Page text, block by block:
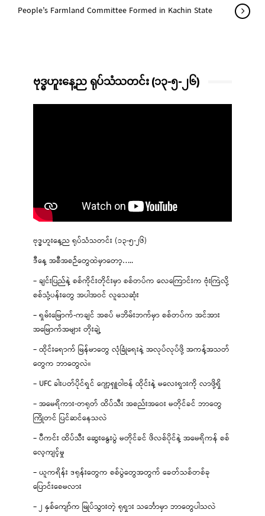
People’s Farmland Committee Formed in Kachin State
ဗုဒ္ဓဟူးနေ့ည ရုပ်သံသတင်း (၁၃-၅-၂၆)
ဗုဒ္ဓဟူးနေ့ည ရုပ်သံသတင်း (၁၃-၅-၂၆)
ဒီနေ့ အစီအစဉ်တွေထဲမှာတော့…..
– ချင်းပြည်နဲ့ စစ်ကိုင်းတိုင်းမှာ စစ်တပ်က လေကြောင်းက ဗုံးကြဲလို့
စစ်သုံ့ပန်းတွေ အပါအဝင် လူသေဆုံး
– ရှမ်းမြောက်-ကချင် အစပ် မဘိမ်းဘက်မှာ စစ်တပ်က အင်အား
အမြောက်အများ တိုးချဲ့
– ထိုင်းရောက် မြန်မာတွေ လုံခြုံရေးနဲ့ အလုပ်လုပ်ဖို့ အကန့်အသတ်
တွေက ဘာတွေလဲ။
– UFC ခါးပတ်ပိုင်ရှင် ဂျော့ရှူဝါဗန် ထိုင်းနဲ့ မလေးရှားကို လာဖို့ရှိ
– အမေရိကား-တရုတ် ထိပ်သီး အစည်းအဝေး မတိုင်ခင် ဘာတွေ
ကြိုတင် ပြင်ဆင်နေသလဲ
– ပီကင်း ထိပ်သီး ဆွေးနွေးပွဲ မတိုင်ခင် ဖိလစ်ပိုင်နဲ့ အမေရိကန် စစ်
လေ့ကျင့်မှု
– ယူကရိန်း ဒရုန်းတွေက စစ်ပွဲတွေအတွက် ခေတ်သစ်တစ်ခု
ပြောင်းစေမလား
– ၂ နှစ်ကျော်က မြုပ်သွားတဲ့ ရုရှား သင်္ဘောမှာ ဘာတွေပါသလဲ